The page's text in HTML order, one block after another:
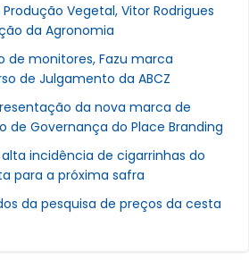
Vegetal, Vitor Rodrigues
da Agronomia
de monitores, Fazu marca
de Julgamento da ABCZ
da nova marca de
de Governança do Place Branding
incidência de cigarrinhas do
para a próxima safra
da pesquisa de preços da cesta